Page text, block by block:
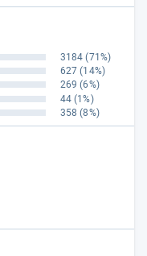
3184 (71%)
627 (14%)
269 (6%)
44 (1%)
358 (8%)